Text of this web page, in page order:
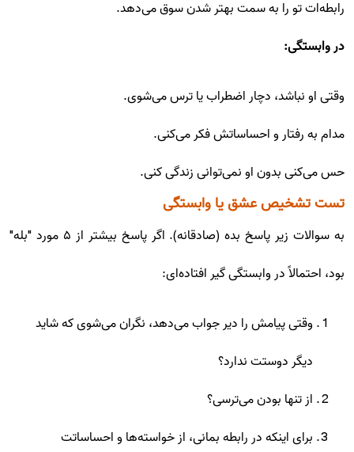
رابطه‌ات تو را به سمت بهتر شدن سوق می‌دهد.
در وابستگی:
وقتی او نباشد، دچار اضطراب یا ترس می‌شوی.
مدام به رفتار و احساساتش فکر می‌کنی.
حس می‌کنی بدون او نمی‌توانی زندگی کنی.
تست تشخیص عشق یا وابستگی
به سوالات زیر پاسخ بده (صادقانه). اگر پاسخ بیشتر از ۵ مورد "بله"
بود، احتمالاً در وابستگی گیر افتاده‌ای:
وقتی پیامش را دیر جواب می‌دهد، نگران می‌شوی که شاید
دیگر دوستت ندارد؟
از تنها بودن می‌ترسی؟
برای اینکه در رابطه بمانی، از خواسته‌ها و احساساتت